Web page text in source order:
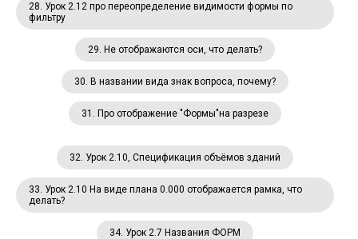
28. Урок 2.12 про переопределение видимости формы по
фильтру
29. Не отображаются оси, что делать?
30. В названии вида знак вопроса, почему?
31. Про отображение "Формы"на разрезе
32. Урок 2.10, Спецификация объёмов зданий
33. Урок 2.10 На виде плана 0.000 отображается рамка, что
делать?
34. Урок 2.7 Названия ФОРМ